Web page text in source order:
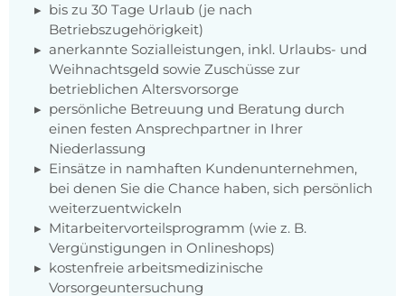
bis zu 30 Tage Urlaub (je nach
Betriebszugehörigkeit)
anerkannte Sozialleistungen, inkl. Urlaubs- und
Weihnachtsgeld sowie Zuschüsse zur
betrieblichen Altersvorsorge
persönliche Betreuung und Beratung durch
einen festen Ansprechpartner in Ihrer
Niederlassung
Einsätze in namhaften Kundenunternehmen,
bei denen Sie die Chance haben, sich persönlich
weiterzuentwickeln
Mitarbeitervorteilsprogramm (wie z. B.
Vergünstigungen in Onlineshops)
kostenfreie arbeitsmedizinische
Vorsorgeuntersuchung